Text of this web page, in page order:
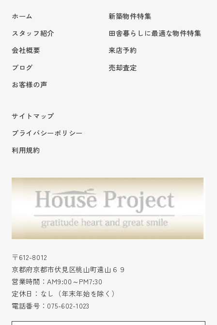
ホーム
スタッフ紹介
会社概要
ブログ
お客様の声
新築物件特集
田舎暮らしに最適な物件特集
来店予約
売却査定
サイトマップ
プライバシーポリシー
利用規約
〒612-8012
京都府京都市伏見区桃山町遠山６９
営業時間：AM9:00～PM7:30
定休日：なし（年末年始を除く）
電話番号： 075-602-1023